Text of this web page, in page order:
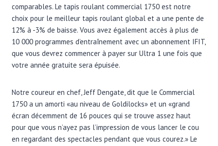
comparables. Le tapis roulant commercial 1750 est notre
choix pour le meilleur tapis roulant global et a une pente de
12% à -3% de baisse. Vous avez également accès à plus de
10 000 programmes d’entraînement avec un abonnement IFIT,
que vous devrez commencer à payer sur Ultra 1 une fois que
votre année gratuite sera épuisée.
Notre coureur en chef, Jeff Dengate, dit que le Commercial
1750 a un amorti «au niveau de Goldilocks» et un «grand
écran décemment de 16 pouces qui se trouve assez haut
pour que vous n’ayez pas l’impression de vous lancer le cou
en regardant des spectacles pendant que vous courez.» Le